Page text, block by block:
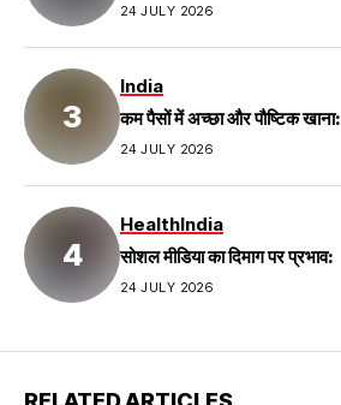
24 JULY 2026
India
कम पैसों में अच्छा और पौष्टिक खाना:
24 JULY 2026
HealthIndia
सोशल मीडिया का दिमाग पर प्रभाव:
24 JULY 2026